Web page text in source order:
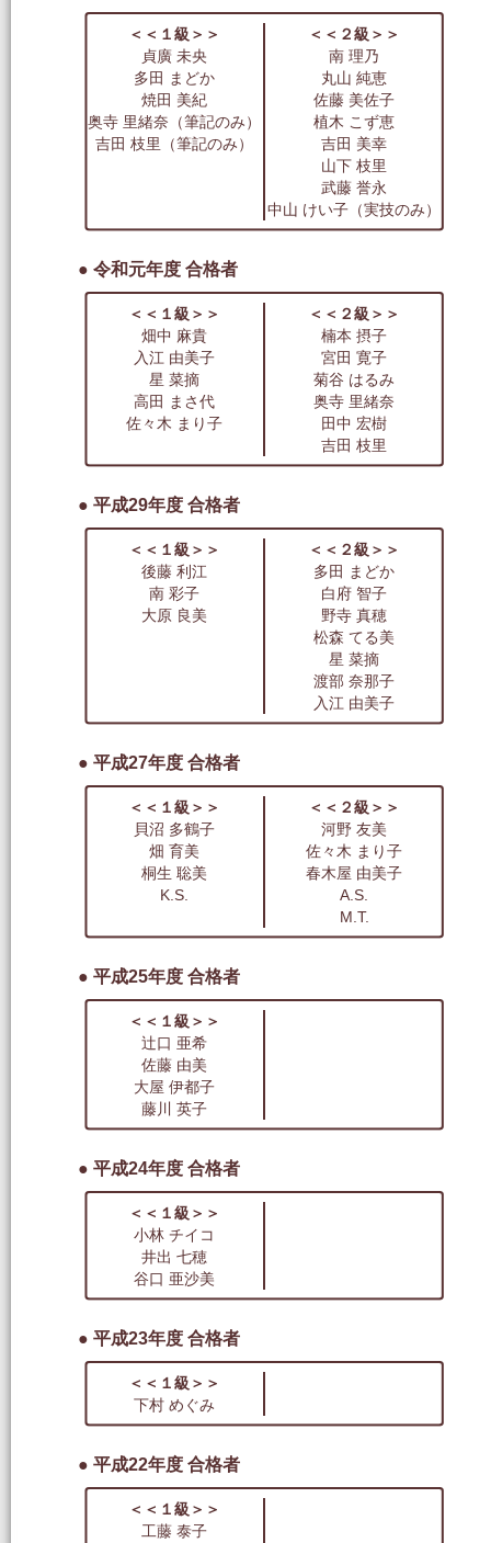
＜＜１級＞＞
＜＜２級＞＞
貞廣 未央
南 理乃
多田 まどか
丸山 純恵
焼田 美紀
佐藤 美佐子
奥寺 里緒奈（筆記のみ）
植木 こず恵
吉田 枝里（筆記のみ）
吉田 美幸
山下 枝里
武藤 誉永
中山 けい子（実技のみ）
● 令和元年度 合格者
＜＜１級＞＞
＜＜２級＞＞
畑中 麻貴
楠本 摂子
入江 由美子
宮田 寛子
星 菜摘
菊谷 はるみ
高田 まさ代
奥寺 里緒奈
佐々木 まり子
田中 宏樹
吉田 枝里
● 平成29年度 合格者
＜＜１級＞＞
＜＜２級＞＞
後藤 利江
多田 まどか
南 彩子
白府 智子
大原 良美
野寺 真穂
松森 てる美
星 菜摘
渡部 奈那子
入江 由美子
● 平成27年度 合格者
＜＜１級＞＞
＜＜２級＞＞
貝沼 多鶴子
河野 友美
畑 育美
佐々木 まり子
桐生 聡美
春木屋 由美子
K.S.
A.S.
M.T.
● 平成25年度 合格者
＜＜１級＞＞
辻口 亜希
佐藤 由美
大屋 伊都子
藤川 英子
● 平成24年度 合格者
＜＜１級＞＞
小林 チイコ
井出 七穂
谷口 亜沙美
● 平成23年度 合格者
＜＜１級＞＞
下村 めぐみ
● 平成22年度 合格者
＜＜１級＞＞
工藤 泰子